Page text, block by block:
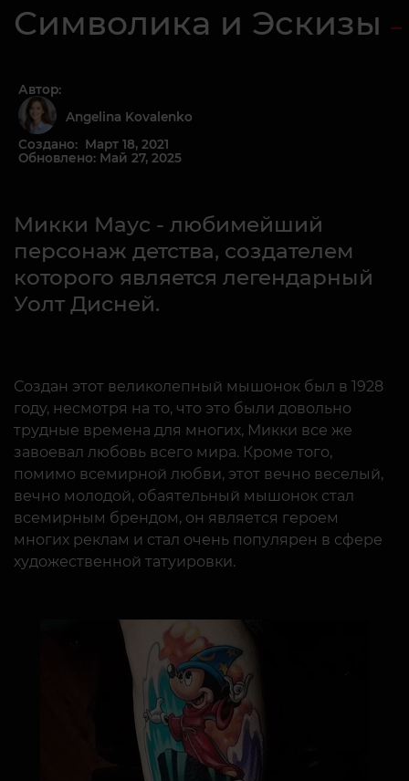
Символика и Эскизы
Автор:
Angelina Kovalenko
Создано: Март 18, 2021
Обновлено: Май 27, 2025
Микки Маус - любимейший
персонаж детства, создателем
которого является легендарный
Уолт Дисней.
Создан этот великолепный мышонок был в 1928
году, несмотря на то, что это были довольно
трудные времена для многих, Микки все же
завоевал любовь всего мира. Кроме того,
помимо всемирной любви, этот вечно веселый,
вечно молодой, обаятельный мышонок стал
всемирным брендом, он является героем
многих реклам и стал очень популярен в сфере
художественной татуировки.